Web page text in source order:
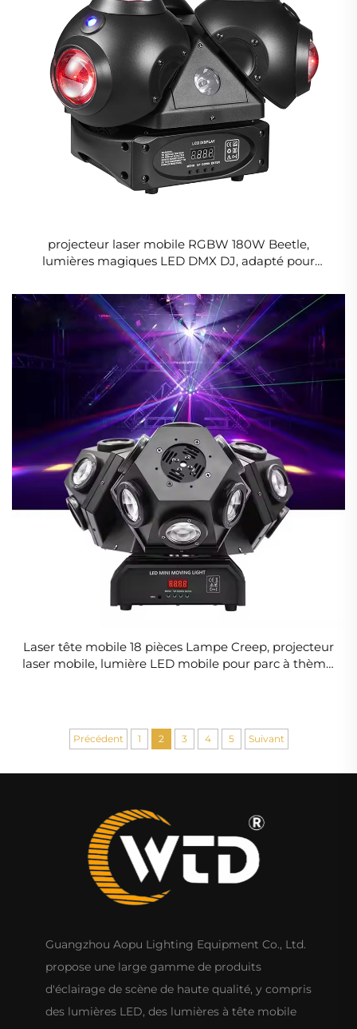
projecteur laser mobile RGBW 180W Beetle,
lumières magiques LED DMX DJ, adapté pour
Laser tête mobile 18 pièces Lampe Creep, projecteur
laser mobile, lumière LED mobile pour parc à thème,
Précédent 1 2 3 4 5 Suivant
Guangzhou Aopu Lighting Equipment Co., Ltd.
propose une large gamme de produits
d'éclairage de scène de haute qualité, y compris
des lumières LED, des lumières à tête mobile